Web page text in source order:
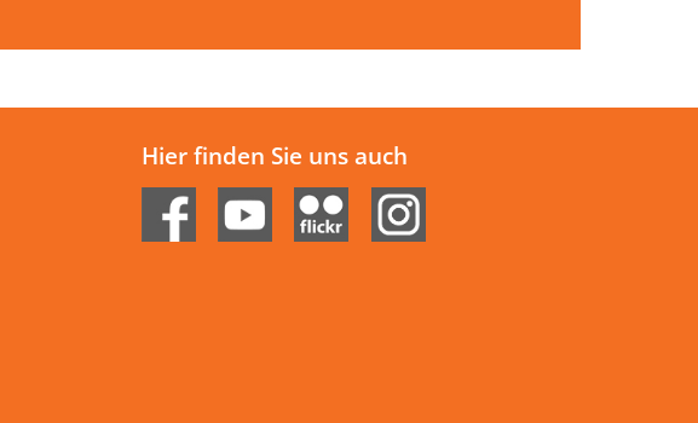
Hier finden Sie uns auch